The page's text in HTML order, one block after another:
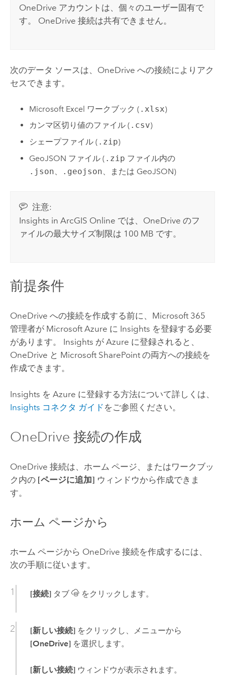
OneDrive アカウントは、個々のユーザー固有で
す。 OneDrive 接続は共有できません。
次のデータ ソースは、 OneDrive への接続によりアク
セスできます。
Microsoft Excel ワークブック ( .xlsx)
カンマ区切り値のファイル ( .csv)
シェープファイル ( .zip)
GeoJSON ファイル ( .zip ファイル内の
.json
.geojson 、または GeoJSON)
注意:
Insights in ArcGIS Online では、 OneDrive のフ
ァイルの最大サイズ制限は 100 MB です。
前提条件
OneDrive への接続を作成する前に、 Microsoft 365
管理者が Microsoft Azure に Insights を登録する必要
があります。 Insights が Azure に登録されると、
OneDrive と Microsoft SharePointの両方への接続を
作成できます。
Insights を Azure に登録する方法について詳しくは、
Insights コネクタ ガイド をご参照ください。
OneDrive 接続の作成
OneDrive 接続は、ホーム ページ、またはワークブッ
ク内の [ページに追加] ウィンドウから作成できま
す。
ホーム ページから
ホーム ページから OneDrive 接続を作成するには、
次の手順に従います。
[接続]タブ をクリックします。
[新しい接続]をクリックし、メニューから
[OneDrive]を選択します。
[新しい接続]ウィンドウが表示されます。